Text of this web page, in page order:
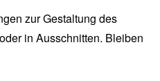
zur Gestaltung des
in Ausschnitten. Bleiben